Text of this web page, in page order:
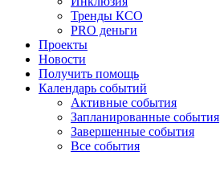
Тренды КСО
PRO деньги
Проекты
Новости
Получить помощь
Календарь событий
Активные события
Запланированные события
Завершенные события
Все события